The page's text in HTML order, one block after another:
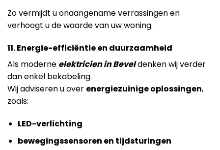
Zo vermijdt u onaangename verrassingen en
verhoogt u de waarde van uw woning.
11. Energie-efficiëntie en duurzaamheid
Als moderne elektricien in Beveldenken wij verder
dan enkel bekabeling.
Wij adviseren u over energiezuinige oplossingen,
zoals:
LED-verlichting
bewegingssensoren en tijdsturingen